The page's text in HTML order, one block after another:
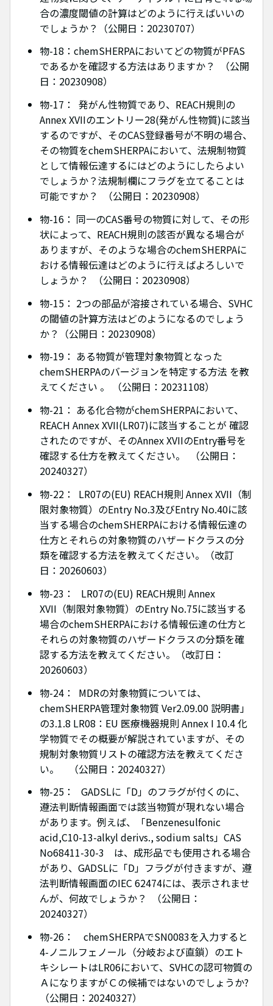
合の濃度閾値の計算はどのように行えばいいの
でしょうか？（公開日：20230707）
物-18：chemSHERPAにおいてどの物質がPFAS
であるかを確認する方法はありますか？ （公開
日：20230908）
物-17： 発がん性物質であり、REACH規則の
Annex XVIIのエントリー28(発がん性物質)に該当
するのですが、そのCAS登録番号が不明の場合、
その物質をchemSHERPAにおいて、法規制物質
として情報伝達するにはどのようにしたらよい
でしょうか？法規制欄にフラグを立てることは
可能ですか？ （公開日：20230908）
物-16： 同一のCAS番号の物質に対して、その形
状によって、REACH規則の該否が異なる場合が
ありますが、そのような場合のchemSHERPAに
おける情報伝達はどのように行えばよろしいで
しょうか？ （公開日：20230908）
物-15： 2つの部品が溶接されている場合、SVHC
の閾値の計算方法はどのようになるのでしょう
か？（公開日：20230908）
物-19： ある物質が管理対象物質となった
chemSHERPAのバージョンを特定する方法 を教
えてください 。 （公開日：20231108）
物-21： ある化合物がchemSHERPAにおいて、
REACH Annex XVII(LR07)に該当することが 確認
されたのですが、そのAnnex XVIIのEntry番号を
確認する仕方を教えてください。 （公開日：
20240327）
物-22： LR07の(EU) REACH規則 Annex XVII（制
限対象物質）のEntry No.3及びEntry No.40に該
当する場合のchemSHERPAにおける情報伝達の
仕方とそれらの対象物質のハザードクラスの分
類を確認する方法を教えてください。（改訂
日：20260603）
物-23： LR07の(EU) REACH規則 Annex
XVII（制限対象物質）のEntry No.75に該当する
場合のchemSHERPAにおける情報伝達の仕方と
それらの対象物質のハザードクラスの分類を確
認する方法を教えてください。（改訂日：
20260603）
物-24： MDRの対象物質については、
chemSHERPA管理対象物質 Ver2.09.00 説明書」
の3.1.8 LR08：EU 医療機器規則 Annex I 10.4 化
学物質でその概要が解説されていますが、その
規制対象物質リストの確認方法を教えてくださ
い。 （公開日：20240327）
物-25： GADSLに「D」のフラグが付くのに、
遵法判断情報画面では該当物質が現れない場合
があります。例えば、「Benzenesulfonic
acid,C10-13-alkyl derivs., sodium salts」CAS
No68411-30-3 は、成形品でも使用される場合
があり、GADSLに「D」フラグが付きますが、遵
法判断情報画面のIEC 62474には、表示されませ
んが、何故でしょうか？ （公開日：
20240327）
物-26： chemSHERPAでSN0083を入力すると
4-ノニルフェノール（分岐および直鎖）のエト
キシレートはLR06において、SVHCの認可物質の
ＡになりますがＣの候補ではないのでしょうか?
（公開日：20240327）